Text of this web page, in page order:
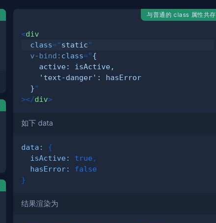
与普通的 class 属性共存
<div
class="static"
v-bind: class="
  }
"
></div>
如下 data
data :
{
isActive: true ,
hasError:
false
}
结果渲染为